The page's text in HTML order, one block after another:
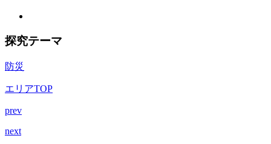
探究テーマ
防災
エリアTOP
prev
next